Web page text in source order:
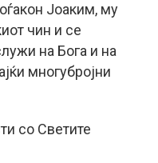
Јоаким, му
чин и се
на Бога и на
многубројни
со Светите